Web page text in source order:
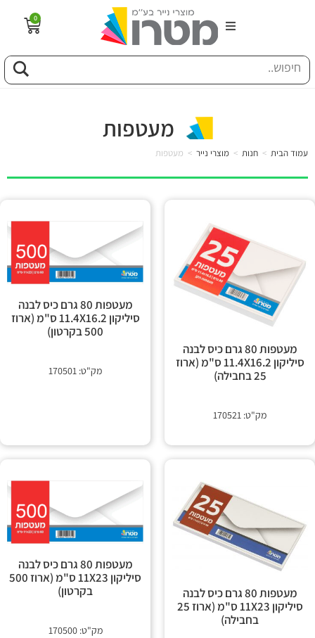
מונחים
0
מעטפות
עמוד הבית > חנות > מוצרי נייר > מעטפות
מעטפות 80 גרם כיס לבנה
סיליקון 11.4X16.2 ס"מ (ארוז
25 בחבילה)
מק"ט: 170521
מעטפות 80 גרם כיס לבנה
סיליקון 11.4X16.2 ס"מ (ארוז
500 בקרטון)
מק"ט: 170501
מעטפות 80 גרם כיס לבנה
סיליקון 11X23 ס"מ (ארוז 25
בחבילה)
מעטפות 80 גרם כיס לבנה
סיליקון 11X23 ס"מ (ארוז 500
בקרטון)
מק"ט: 170500